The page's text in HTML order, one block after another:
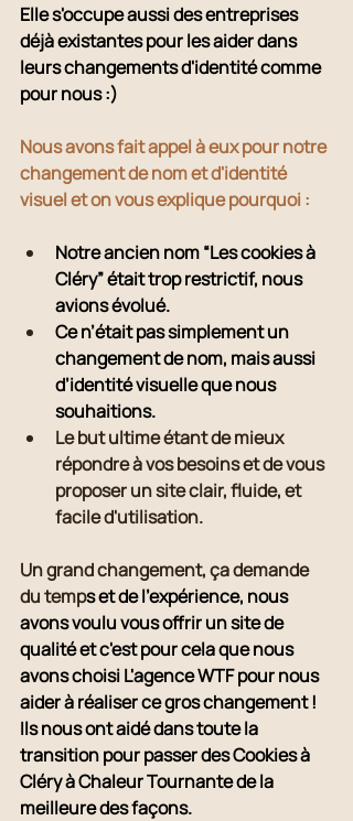
Elle s'occupe aussi des entreprises
déjà existantes pour les aider dans
leurs changements d'identité comme
pour nous :)
Nous avons fait appel à eux pour notre
changement de nom et d'identité
visuel et on vous explique pourquoi :
Notre ancien nom “Les cookies à
Cléry” était trop restrictif, nous
avions évolué.
Ce n’était pas simplement un
changement de nom, mais aussi
d’identité visuelle que nous
souhaitions.
Le but ultime étant de mieux
répondre à vos besoins et de vous
proposer un site clair, fluide, et
facile d'utilisation.
Un grand changement, ça demande
du temps et de l'expérience, nous
avons voulu vous offrir un site de
qualité et c'est pour cela que nous
avons choisi L'agence WTF pour nous
aider à réaliser ce gros changement !
Ils nous ont aidé dans toute la
transition pour passer des Cookies à
Cléry à Chaleur Tournante de la
meilleure des façons.